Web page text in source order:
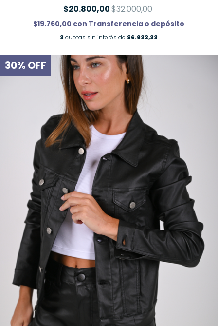
$20.800,00$32.000,00
$19.760,00 con Transferencia o depósito
3 cuotas sin interés de $6.933,33
30% OFF